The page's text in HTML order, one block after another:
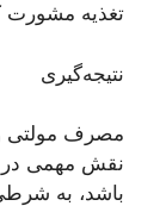
تغذیه مشورت
نتیجه‌گیری
مصرف مولتی
نقش مهمی در
باشد، به